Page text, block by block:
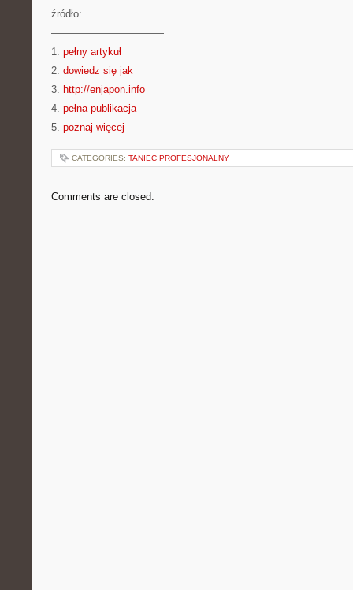
źródło:
———————————
1. pełny artykuł
2. dowiedz się jak
3. http://enjapon.info
4. pełna publikacja
5. poznaj więcej
CATEGORIES: TANIEC PROFESJONALNY
Comments are closed.